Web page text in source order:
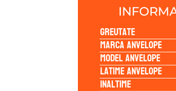
Greutate
Marca anvelope
Model anvelope
Latime anvelope
Inaltime